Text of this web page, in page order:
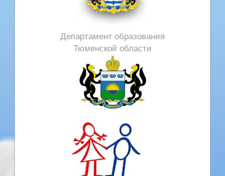
Департамент образования
Тюменской области